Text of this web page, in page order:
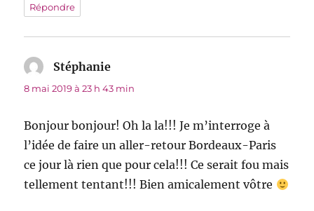
Répondre
Stéphanie
8 mai 2019 à 23 h 43 min
Bonjour bonjour! Oh la la!!! Je m’interroge à
l’idée de faire un aller-retour Bordeaux-Paris
ce jour là rien que pour cela!!! Ce serait fou mais
tellement tentant!!! Bien amicalement vôtre